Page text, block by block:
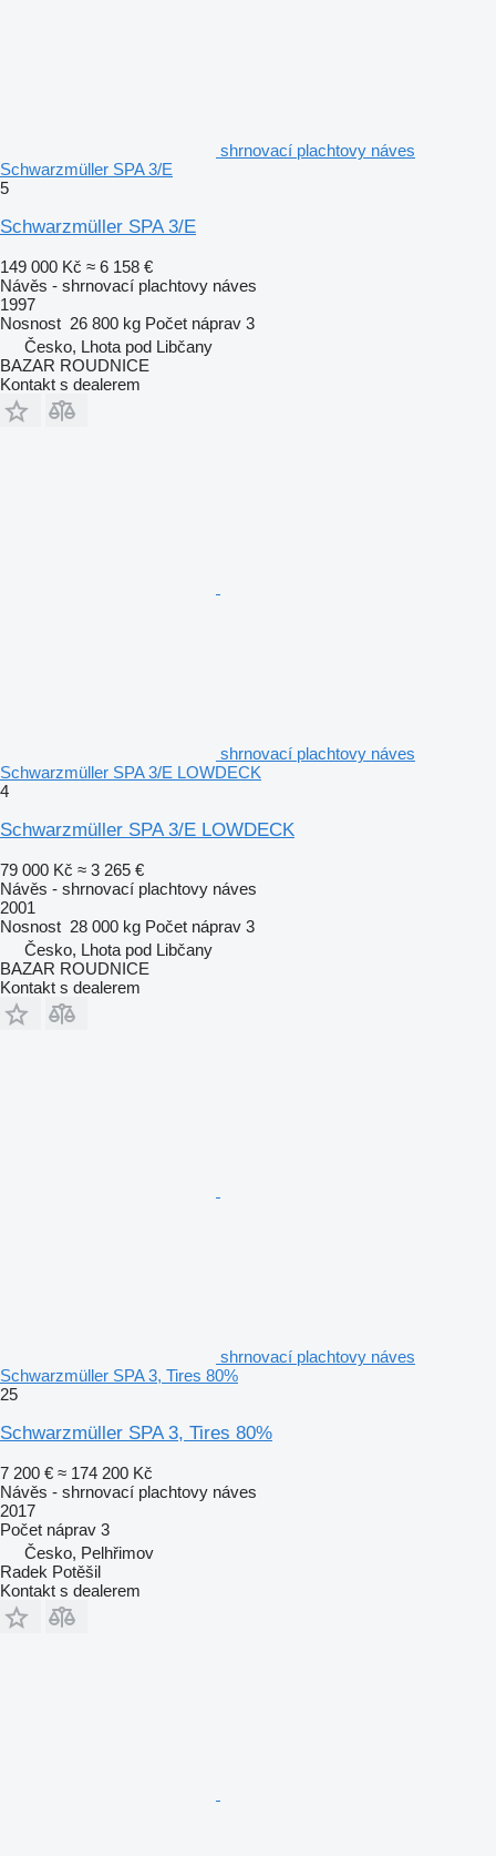
shrnovací plachtovy náves
Schwarzmüller SPA 3/E
5
Schwarzmüller SPA 3/E
149 000 Kč ≈ 6 158 €
Návěs - shrnovací plachtovy náves
1997
Nosnost 26 800 kg Počet náprav 3
Česko, Lhota pod Libčany
BAZAR ROUDNICE
Kontakt s dealerem
shrnovací plachtovy náves
Schwarzmüller SPA 3/E LOWDECK
4
Schwarzmüller SPA 3/E LOWDECK
79 000 Kč ≈ 3 265 €
Návěs - shrnovací plachtovy náves
2001
Nosnost 28 000 kg Počet náprav 3
Česko, Lhota pod Libčany
BAZAR ROUDNICE
Kontakt s dealerem
shrnovací plachtovy náves
Schwarzmüller SPA 3, Tires 80%
25
Schwarzmüller SPA 3, Tires 80%
7 200 € ≈ 174 200 Kč
Návěs - shrnovací plachtovy náves
2017
Počet náprav 3
Česko, Pelhřimov
Radek Potěšil
Kontakt s dealerem